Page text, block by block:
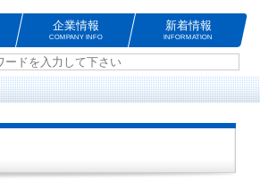
企業情報
COMPANY INFO
新着情報
INFORMATION